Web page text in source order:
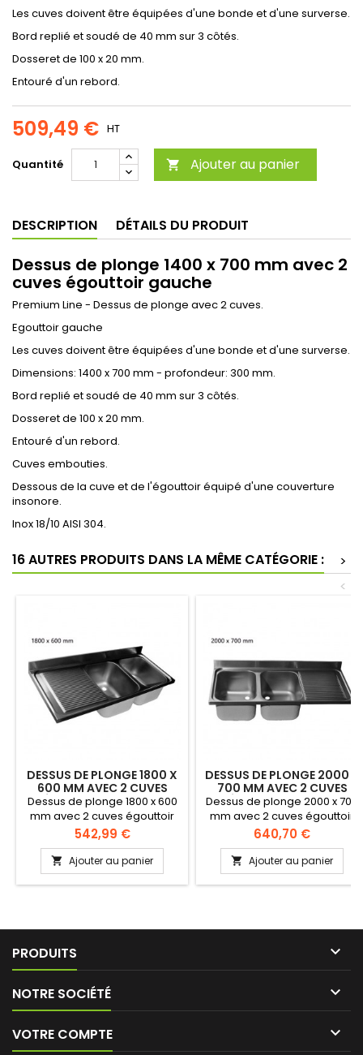
Les cuves doivent être équipées d'une bonde et d'une surverse.
Bord replié et soudé de 40 mm sur 3 côtés.
Dosseret de 100 x 20 mm.
Entouré d'un rebord.
509,49 € HT
Quantité  Ajouter au panier
DESCRIPTION DÉTAILS DU PRODUIT
Dessus de plonge 1400 x 700 mm avec 2
cuves égouttoir gauche
Premium Line - Dessus de plonge avec 2 cuves.
Egouttoir gauche
Les cuves doivent être équipées d'une bonde et d'une surverse.
Dimensions: 1400 x 700 mm - profondeur: 300 mm.
Bord replié et soudé de 40 mm sur 3 côtés.
Dosseret de 100 x 20 mm.
Entouré d'un rebord.
Cuves embouties.
Dessous de la cuve et de l'égouttoir équipé d'une couverture
insonore.
Inox 18/10 AISI 304.
16 AUTRES PRODUITS DANS LA MÊME CATÉGORIE :
>
<
DESSUS DE PLONGE 1800 X
600 MM AVEC 2 CUVES
ÉGOUTTOIR GAUCHE
Dessus de plonge 1800 x 600
mm avec 2 cuves égouttoir
gauche. 2 cuves de 500 x 400
x 300 mm égouttoir gauche
Les cuves doivent être
équipées d'une bonde et
d'une surverse. Bord replié et
Entouré d'un rebord.
Prix
542,99 €
 Ajouter au panier
DESSUS DE PLONGE 2000 X
700 MM AVEC 2 CUVES
ÉGOUTTOIR DROIT
Dessus de plonge 2000 x 700
mm avec 2 cuves égouttoir
droit. 2 cuves de 600 x 500 x
300 mm égouttoir droit Les
cuves doivent être équipées
d'une bonde et d'une
surverse. Bord replié et
Entouré d'un rebord.
Prix
640,70 €
 Ajouter au panier
PRODUITS 
NOTRE SOCIÉTÉ 
VOTRE COMPTE 